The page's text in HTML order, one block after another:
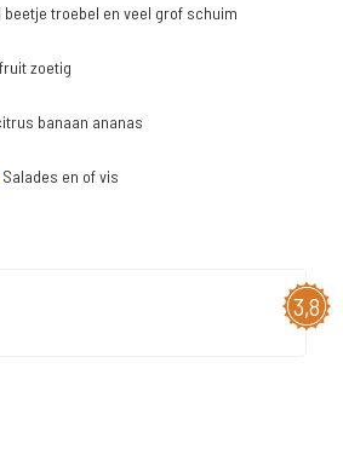
beetje troebel en veel grof schuim
zoetig
banaan ananas
Salades en of vis
3,8